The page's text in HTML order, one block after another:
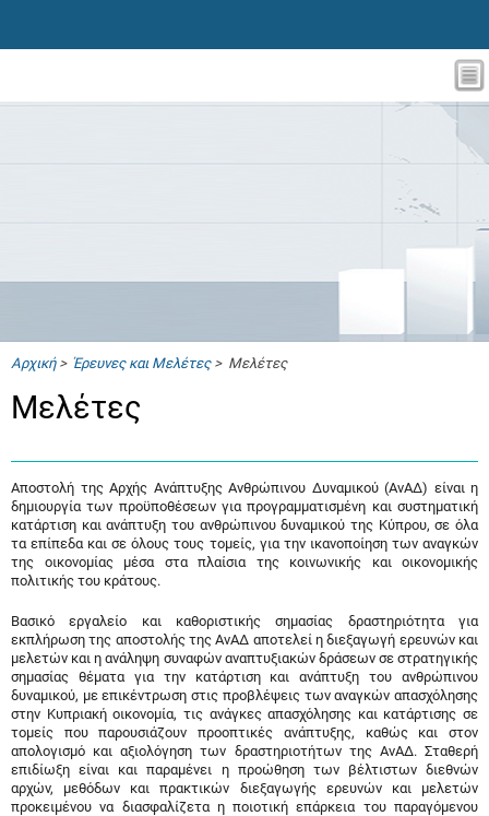
Αρχική> Έρευνες και Μελέτες> Μελέτες
Μελέτες
Αποστολή της Αρχής Ανάπτυξης Ανθρώπινου Δυναμικού (ΑνΑΔ) είναι η
δημιουργία των προϋποθέσεων για προγραμματισμένη και συστηματική
κατάρτιση και ανάπτυξη του ανθρώπινου δυναμικού της Κύπρου, σε όλα
τα επίπεδα και σε όλους τους τομείς, για την ικανοποίηση των αναγκών
της οικονομίας μέσα στα πλαίσια της κοινωνικής και οικονομικής
πολιτικής του κράτους.
Βασικό εργαλείο και καθοριστικής σημασίας δραστηριότητα για
εκπλήρωση της αποστολής της ΑνΑΔ αποτελεί η διεξαγωγή ερευνών και
μελετών και η ανάληψη συναφών αναπτυξιακών δράσεων σε στρατηγικής
σημασίας θέματα για την κατάρτιση και ανάπτυξη του ανθρώπινου
δυναμικού, με επικέντρωση στις προβλέψεις των αναγκών απασχόλησης
στην Κυπριακή οικονομία, τις ανάγκες απασχόλησης και κατάρτισης σε
τομείς που παρουσιάζουν προοπτικές ανάπτυξης, καθώς και στον
απολογισμό και αξιολόγηση των δραστηριοτήτων της ΑνΑΔ. Σταθερή
επιδίωξη είναι και παραμένει η προώθηση των βέλτιστων διεθνών
αρχών, μεθόδων και πρακτικών διεξαγωγής ερευνών και μελετών
προκειμένου να διασφαλίζετα η ποιοτική επάρκεια του παραγόμενου